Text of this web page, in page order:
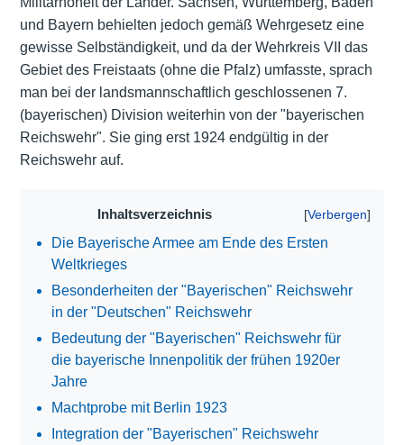
und Bayern behielten jedoch gemäß Wehrgesetz eine
gewisse Selbständigkeit, und da der Wehrkreis VII das
Gebiet des Freistaats (ohne die Pfalz) umfasste, sprach
man bei der landsmannschaftlich geschlossenen 7.
(bayerischen) Division weiterhin von der "bayerischen
Reichswehr". Sie ging erst 1924 endgültig in der
Reichswehr auf.
Inhaltsverzeichnis
Die Bayerische Armee am Ende des Ersten
Weltkrieges
Besonderheiten der "Bayerischen" Reichswehr
in der "Deutschen" Reichswehr
Bedeutung der "Bayerischen" Reichswehr für
die bayerische Innenpolitik der frühen 1920er
Jahre
Machtprobe mit Berlin 1923
Integration der "Bayerischen" Reichswehr